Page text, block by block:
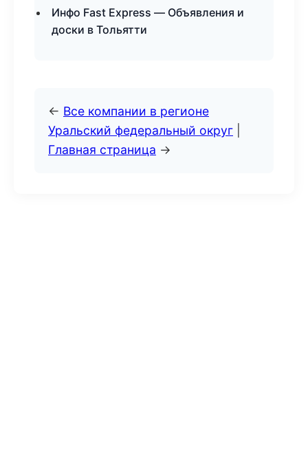
Инфо Fast Express — Объявления и
доски в Тольятти
← Все компании в регионе
Уральский федеральный округ
Главная страница →